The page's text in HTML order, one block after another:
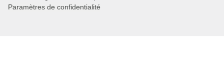
Paramètres de confidentialité